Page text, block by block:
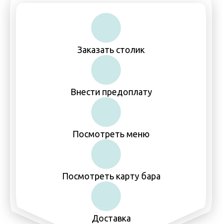
Заказать столик
Внести предоплату
Посмотреть меню
Посмотреть карту бара
Доставка